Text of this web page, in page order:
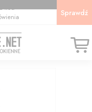
kod
Sprawdź